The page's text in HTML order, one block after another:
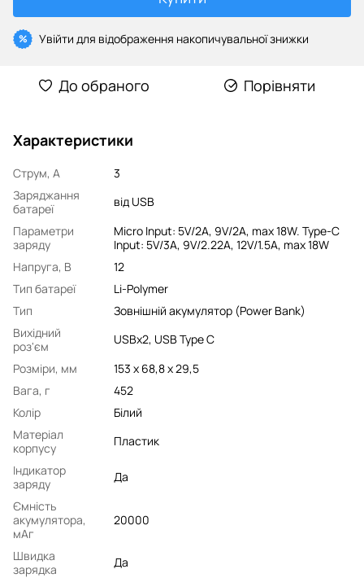
% Увійти для відображення накопичувальної знижки
До обраного Порівняти
Характеристики
Струм, А
3
Заряджання
батареї
від USB
Параметри
заряду
Micro Input: 5V/2A, 9V/2A, max 18W. Type-C
Input: 5V/3A, 9V/2.22A, 12V/1.5A, max 18W
Напруга, В
12
Тип батареї
Li-Polymer
Тип
Зовнішній акумулятор (Power Bank)
Вихідний
роз'єм
USBx2, USB Type C
Розміри, мм
153 х 68,8 х 29,5
Вага, г
452
Колір
Білий
Матеріал
корпусу
Пластик
Індикатор
заряду
Да
Ємність
акумулятора,
мАг
20000
Швидка
зарядка
Да